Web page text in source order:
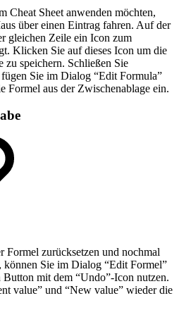
Cheat Sheet anwenden möchten,
über einen Eintrag fahren. Auf der
gleichen Zeile ein Icon zum
Klicken Sie auf dieses Icon um die
speichern. Schließen Sie
Sie im Dialog “Edit Formula”
Formel aus der Zwischenablage ein.
Formel zurücksetzen und nochmal
können Sie im Dialog “Edit Formel”
Button mit dem “Undo”-Icon nutzen.
value” und “New value” wieder die